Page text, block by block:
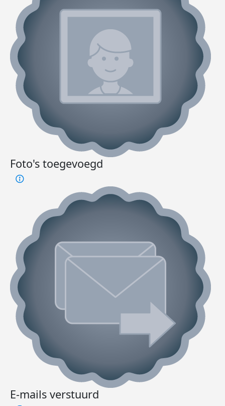
Foto's toegevoegd
E-mails verstuurd